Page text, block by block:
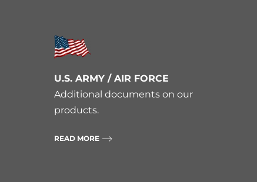
U.S. ARMY / AIR FORCE
Additional documents on our
products.
READ MORE